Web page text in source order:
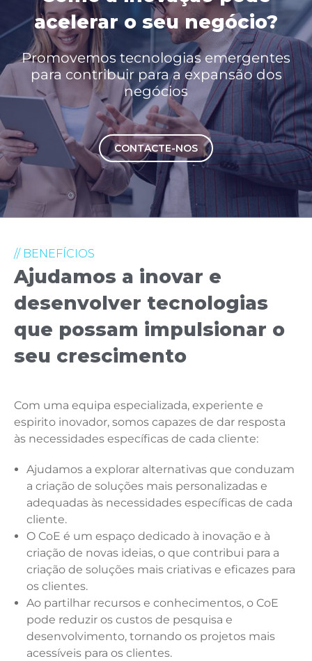
acelerar o seu negócio?
Promovemos tecnologias emergentes
para contribuir para a expansão dos
negócios
CONTACTE-NOS
// BENEFÍCIOS
Ajudamos a inovar e
desenvolver tecnologias
que possam impulsionar o
seu crescimento
Com uma equipa especializada, experiente e
espirito inovador, somos capazes de dar resposta
às necessidades específicas de cada cliente:
Ajudamos a explorar alternativas que conduzam
a criação de soluções mais personalizadas e
adequadas às necessidades específicas de cada
cliente.
O CoE é um espaço dedicado à inovação e à
criação de novas ideias, o que contribui para a
criação de soluções mais criativas e eficazes para
os clientes.
Ao partilhar recursos e conhecimentos, o CoE
pode reduzir os custos de pesquisa e
desenvolvimento, tornando os projetos mais
acessíveis para os clientes.